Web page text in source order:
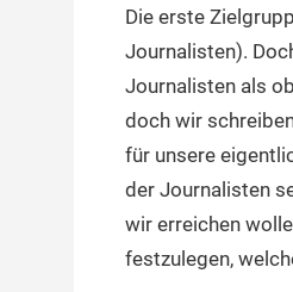
Die erste
Journalisten).
Journalisten als
doch wir
für unsere
der Journalisten
wir erreichen
festzulegen,